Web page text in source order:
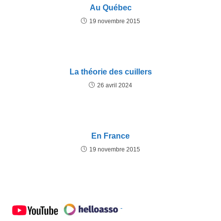
Au Québec
19 novembre 2015
La théorie des cuillers
26 avril 2024
En France
19 novembre 2015
-